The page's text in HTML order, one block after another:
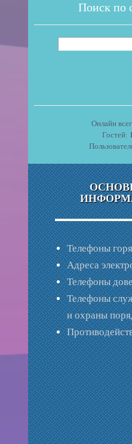
Поиск по
Онлайн
Гостей:
Телефоны
Адреса
Телефоны
Телефоны
и охраны